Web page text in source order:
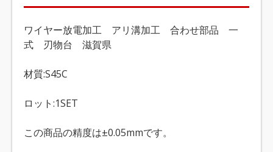
ワイヤー放電加工 アリ溝加工 合わせ部品 一
式 刃物台 滋賀県
材質:S45C
ロット:1SET
この商品の精度は±0.05mmです。